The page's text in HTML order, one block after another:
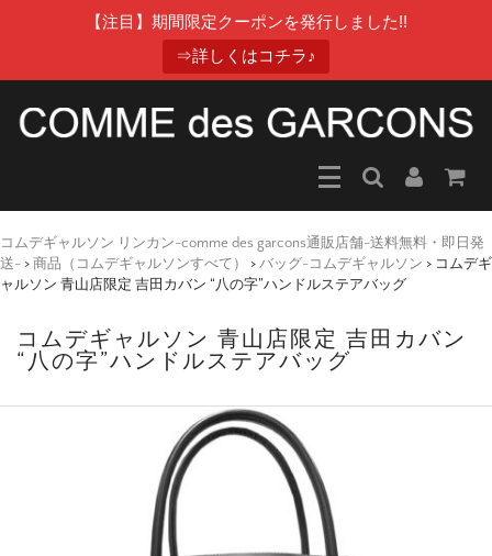
【注目】期間限定クーポンを発行しました!!
⇒詳しくはコチラ♪
コムデギャルソン リンカン-comme des garcons通販店舗-送料無料・即日発
送- > 商品（コムデギャルソンすべて） > バッグ-コムデギャルソン > コムデギ
ャルソン 青山店限定 吉田カバン “八の字”ハンドルステアバッグ
コムデギャルソン 青山店限定 吉田カバン
“八の字”ハンドルステアバッグ